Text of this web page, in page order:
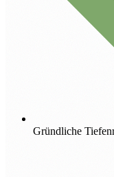
Gründliche